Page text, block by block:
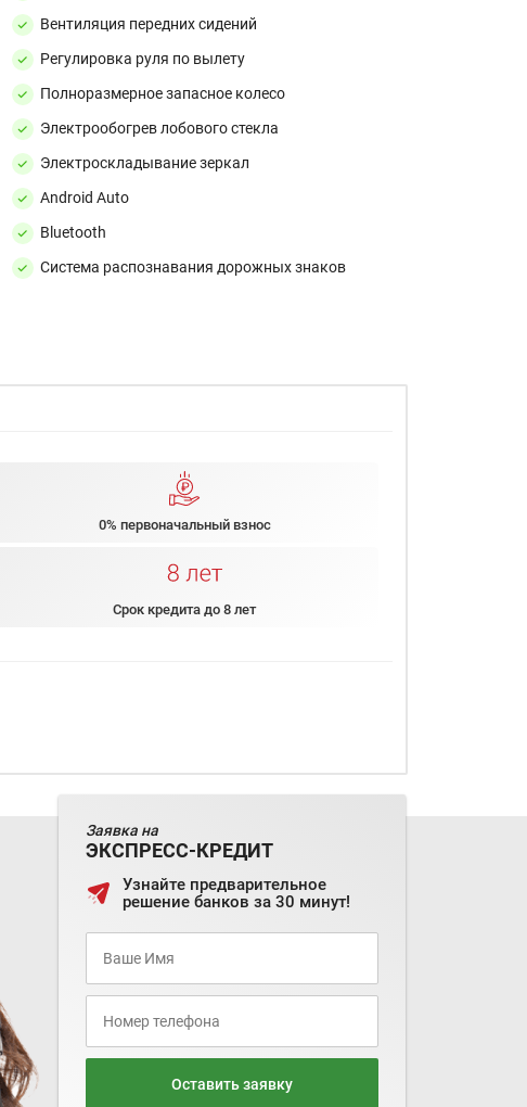
Вентиляция передних сидений
Регулировка руля по вылету
Полноразмерное запасное колесо
Электрообогрев лобового стекла
Электроскладывание зеркал
Android Auto
Bluetooth
Система распознавания дорожных знаков
0% первоначальный взнос
Срок кредита до 8 лет
Заявка на
ЭКСПРЕСС-КРЕДИТ
Узнайте предварительное
решение банков за 30 минут!
Оставить заявку